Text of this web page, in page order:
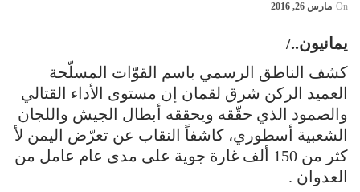
On مارس 26, 2016
يمانيون../
كشف الناطق الرسمي باسم القوّات المسلّحة
العميد الركن شرق لقمان إن مستوى الأداء القتالي
والصمود الذي حقّقه ويحققه أبطال الجيش واللجان
الشعبية أسطوري، كاشفاً النقاب عن تعرّض اليمن لأ
كثر من 150 ألف غارة جوية على مدى عام عامل من
العدوان .